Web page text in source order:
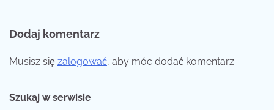
Dodaj komentarz
Musisz się zalogować, aby móc dodać komentarz.
Szukaj w serwisie